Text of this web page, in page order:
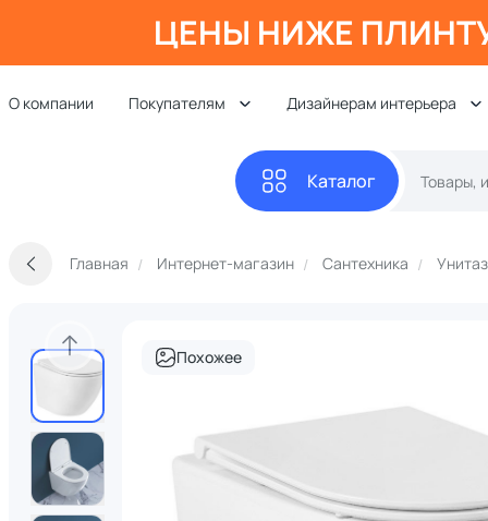
ЦЕНЫ НИЖЕ
О компании Покупателям Дизайнерам интерьера
Каталог
Главная Интернет-магазин Сантехника
Похожее